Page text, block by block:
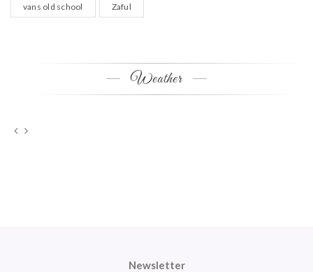
vans old school Zaful
Weather
Newsletter